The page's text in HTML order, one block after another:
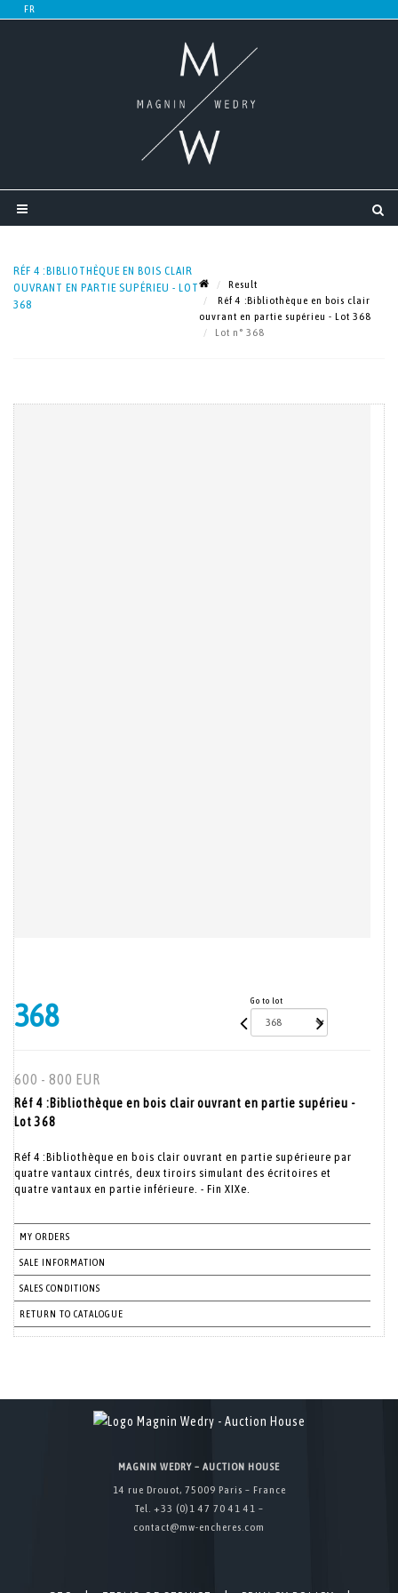
RÉF 4 :BIBLIOTHÈQUE EN BOIS CLAIR
OUVRANT EN PARTIE SUPÉRIEU - LOT
368
Result
Réf 4 :Bibliothèque en bois clair
ouvrant en partie supérieu - Lot 368
Lot n° 368
368 Go to lot
600 - 800 EUR
Réf 4 :Bibliothèque en bois clair ouvrant en partie supérieu -
Lot 368
Réf 4 :Bibliothèque en bois clair ouvrant en partie supérieure par
quatre vantaux cintrés, deux tiroirs simulant des écritoires et
quatre vantaux en partie inférieure. - Fin XIXe.
MY ORDERS
SALE INFORMATION
SALES CONDITIONS
RETURN TO CATALOGUE
MAGNIN WEDRY – AUCTION HOUSE
14 rue Drouot, 75009 Paris – France
Tel. +33 (0)1 47 70 41 41 –
contact@mw-encheres.com